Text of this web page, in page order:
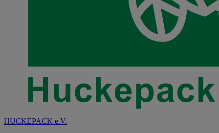
HUCKEPACK e.V.